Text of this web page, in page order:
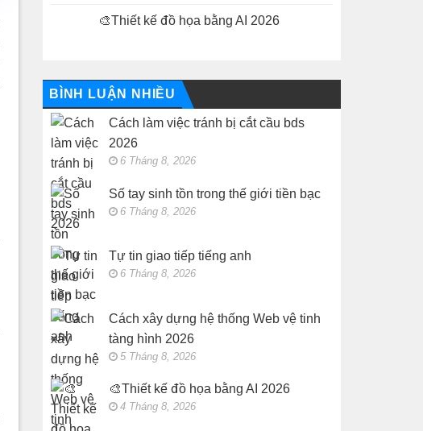
bạc
tiếp
tiếng
bình
thống
Web
tinh
tàng
hình
2026
🎨Thiết kế đồ họa bằng AI 2026
ở
🎨
Thiết
kế
bằng
2026
BÌNH LUẬN NHIỀU
Cách làm việc tránh bị cắt cầu bds
2026
6 Tháng 8, 2026
Số tay sinh tồn trong thế giới tiền bạc
6 Tháng 8, 2026
Tự tin giao tiếp tiếng anh
6 Tháng 8, 2026
Cách xây dựng hệ thống Web vệ tinh
tàng hình 2026
5 Tháng 8, 2026
🎨Thiết kế đồ họa bằng AI 2026
4 Tháng 8, 2026